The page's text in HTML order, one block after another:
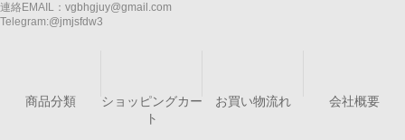
連絡EMAIL： vgbhgjuy@gmail.com
Telegram:@jmjsfdw3
商品分類
ショッピングカー
ト
お買い物流れ 会社概要